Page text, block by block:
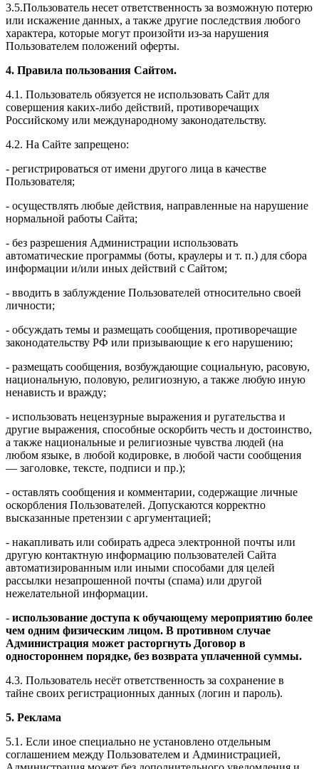
3.5.Пользователь несет ответственность за возможную потерю
или искажение данных, а также другие последствия любого
характера, которые могут произойти из-за нарушения
Пользователем положений оферты.
4. Правила пользования Сайтом.
4.1. Пользователь обязуется не использовать Сайт для
совершения каких-либо действий, противоречащих
Российскому или международному законодательству.
4.2. На Сайте запрещено:
- регистрироваться от имени другого лица в качестве
Пользователя;
- осуществлять любые действия, направленные на нарушение
нормальной работы Сайта;
- без разрешения Администрации использовать
автоматические программы (боты, краулеры и т. п.) для сбора
информации и/или иных действий с Сайтом;
- вводить в заблуждение Пользователей относительно своей
личности;
- обсуждать темы и размещать сообщения, противоречащие
законодательству РФ или призывающие к его нарушению;
- размещать сообщения, возбуждающие социальную, расовую,
национальную, половую, религиозную, а также любую иную
ненависть и вражду;
- использовать нецензурные выражения и ругательства и
другие выражения, способные оскорбить честь и достоинство,
а также национальные и религиозные чувства людей (на
любом языке, в любой кодировке, в любой части сообщения
— заголовке, тексте, подписи и пр.);
- оставлять сообщения и комментарии, содержащие личные
оскорбления Пользователей. Допускаются корректно
высказанные претензии с аргументацией;
- накапливать или собирать адреса электронной почты или
другую контактную информацию пользователей Сайта
автоматизированным или иными способами для целей
рассылки незапрошенной почты (спама) или другой
нежелательной информации.
- использование доступа к обучающему мероприятию более
чем одним физическим лицом. В противном случае
Администрация может расторгнуть Договор в
одностороннем порядке, без возврата уплаченной суммы.
4.3. Пользователь несёт ответственность за сохранение в
тайне своих регистрационных данных (логин и пароль).
5. Реклама
5.1. Если иное специально не установлено отдельным
соглашением между Пользователем и Администрацией,